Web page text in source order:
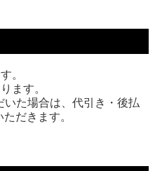
。
ます。
いた場合は、代引き・後払
だきます。